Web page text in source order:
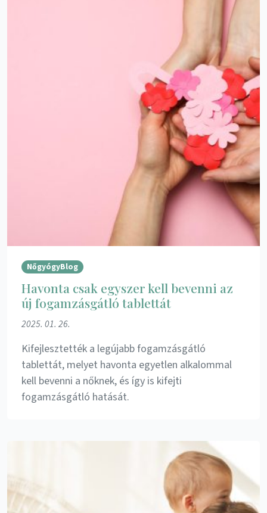
NőgyógyBlog
Havonta csak egyszer kell bevenni az
új fogamzásgátló tablettát
2025. 01. 26.
Kifejlesztették a legújabb fogamzásgátló
tablettát, melyet havonta egyetlen alkalommal
kell bevenni a nőknek, és így is kifejti
fogamzásgátló hatását.